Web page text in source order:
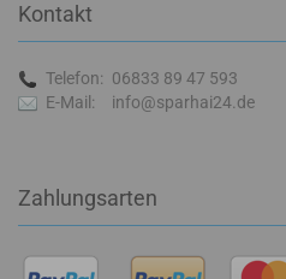
Kontakt
Telefon: 06833 89 47 593
E-Mail:
info@sparhai24.de
Zahlungsarten